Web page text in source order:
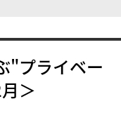
"プライベー
＞